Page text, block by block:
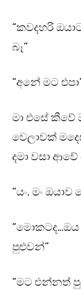
“කවදහරි
බෑ”
“අනේ මට
මා එසේ කීවේ
වෙලාවක්
දමා වසා ආවේ
“යං. මං ඔයාව
පුළුවන්”
“මට එන්නත්